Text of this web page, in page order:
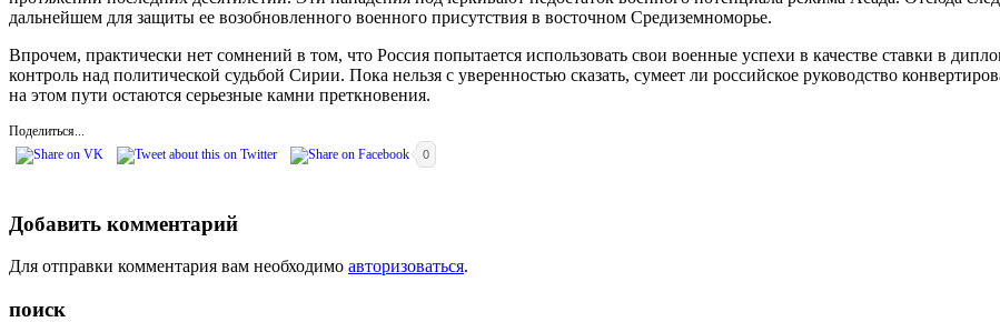
дальнейшем для защиты ее возобновленного военного присутствия в восточном Средиземноморье.
Впрочем, практически нет сомнений в том, что Россия попытается использовать свои военные успехи в качестве ставки в
контроль над политической судьбой Сирии. Пока нельзя с уверенностью сказать, сумеет ли российское руководство
на этом пути остаются серьезные камни преткновения.
Поделиться...
0
Добавить комментарий
Для отправки комментария вам необходимо авторизоваться.
поиск